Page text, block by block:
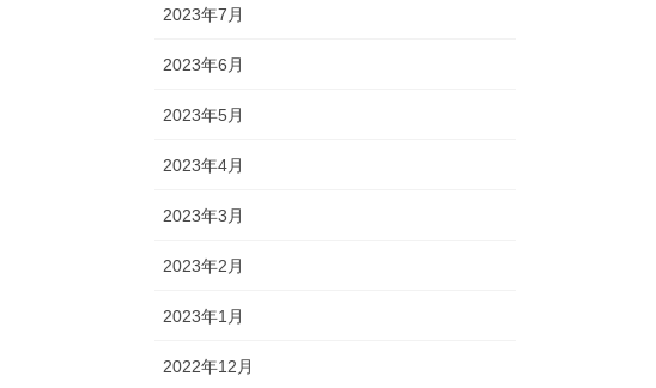
2023年7月
2023年6月
2023年5月
2023年4月
2023年3月
2023年2月
2023年1月
2022年12月